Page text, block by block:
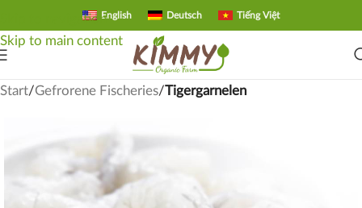
Skip to navigation
Skip to main content
English Deutsch Tiếng Việt
Start Gefrorene Fischeries Tigergarnelen